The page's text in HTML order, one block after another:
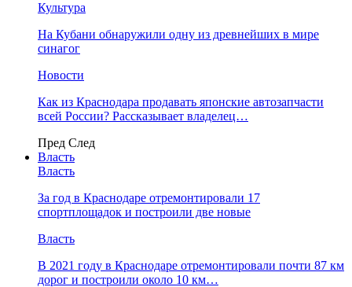
Культура
На Кубани обнаружили одну из древнейших в мире
синагог
Новости
Как из Краснодара продавать японские автозапчасти
всей России? Рассказывает владелец…
Пред След
Власть
Власть
За год в Краснодаре отремонтировали 17
спортплощадок и построили две новые
Власть
В 2021 году в Краснодаре отремонтировали почти 87 км
дорог и построили около 10 км…